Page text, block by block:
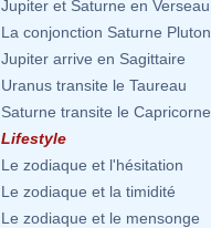
Jupiter et Saturne en Verseau
La conjonction Saturne Pluton
Jupiter arrive en Sagittaire
Uranus transite le Taureau
Saturne transite le Capricorne
Lifestyle
Le zodiaque et l'hésitation
Le zodiaque et la timidité
Le zodiaque et le mensonge